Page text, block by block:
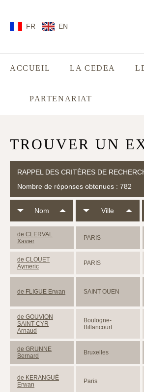
FR EN
ACCUEIL LA CEDEA
PARTENARIAT
TROUVER UN
RAPPEL DES CRITÈRES DE
Nombre de réponses obtenues : 782
Nom Ville
de CLERVAL
Xavier
PARIS
de CLOUET
Aymeric
PARIS
de FLIGUE Erwan SAINT OUEN
de GOUVION
SAINT-CYR
Arnaud
Boulogne-
Billancourt
de GRUNNE
Bernard
Bruxelles
de KERANGUÉ
Erwan
Paris